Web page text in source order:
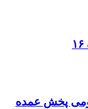
پخش عمده